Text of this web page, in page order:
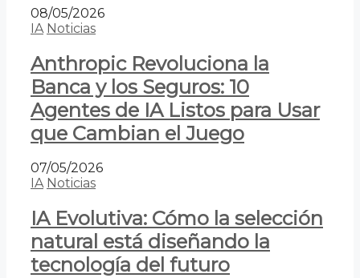
08/05/2026
IA Noticias
Anthropic Revoluciona la
Banca y los Seguros: 10
Agentes de IA Listos para Usar
que Cambian el Juego
07/05/2026
IA Noticias
IA Evolutiva: Cómo la selección
natural está diseñando la
tecnología del futuro